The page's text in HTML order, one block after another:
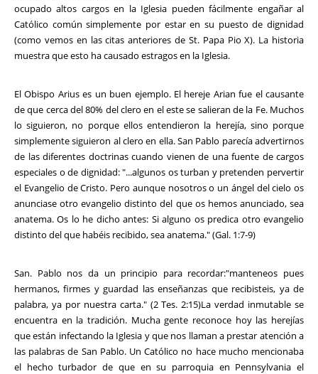
ocupado altos cargos en la Iglesia pueden fácilmente engañar al
Católico común simplemente por estar en su puesto de dignidad
(como vemos en las citas anteriores de St. Papa Pio X). La historia
muestra que esto ha causado estragos en la Iglesia.
El Obispo Arius es un buen ejemplo. El hereje Arian fue el causante
de que cerca del 80% del clero en el este se salieran de la Fe. Muchos
lo siguieron, no porque ellos entendieron la herejía, sino porque
simplemente siguieron al clero en ella. San Pablo parecía advertirnos
de las diferentes doctrinas cuando vienen de una fuente de cargos
especiales o de dignidad: "...algunos os turban y pretenden pervertir
el Evangelio de Cristo. Pero aunque nosotros o un ángel del cielo os
anunciase otro evangelio distinto del que os hemos anunciado, sea
anatema. Os lo he dicho antes: Si alguno os predica otro evangelio
distinto del que habéis recibido, sea anatema." (Gal. 1:7-9)
San. Pablo nos da un principio para recordar:"manteneos pues
hermanos, firmes y guardad las enseñanzas que recibisteis, ya de
palabra, ya por nuestra carta." (2 Tes. 2:15)La verdad inmutable se
encuentra en la tradición. Mucha gente reconoce hoy las herejías
que están infectando la Iglesia y que nos llaman a prestar atención a
las palabras de San Pablo. Un Católico no hace mucho mencionaba
el hecho turbador de que en su parroquia en Pennsylvania el